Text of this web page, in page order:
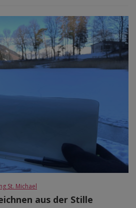
St. Michael
aus der Stille